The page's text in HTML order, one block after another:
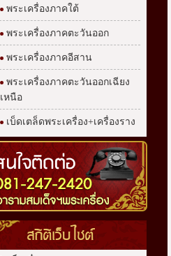
พระเครื่องภาคใต้
พระเครื่องภาคตะวันออก
พระเครื่องภาคอีสาน
พระเครื่องภาคตะวันออกเฉียง
เหนือ
เบ็ดเตล็ดพระเครื่อง+เครื่องราง
สถิติเว็บไซต์